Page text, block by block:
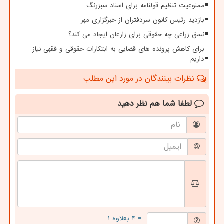
ممنوعیت تنظیم قولنامه برای اسناد سبزرنگ
بازدید رئیس کانون سردفتران از خبرگزاری مهر
نسق زراعی چه حقوقی برای زارعان ایجاد می کند؟
برای کاهش پرونده های قضایی به ابتکارات حقوقی و فقهی نیاز
داریم
نظرات بینندگان در مورد این مطلب
لطفا شما هم نظر دهید
= ۴ بعلاوه ۱